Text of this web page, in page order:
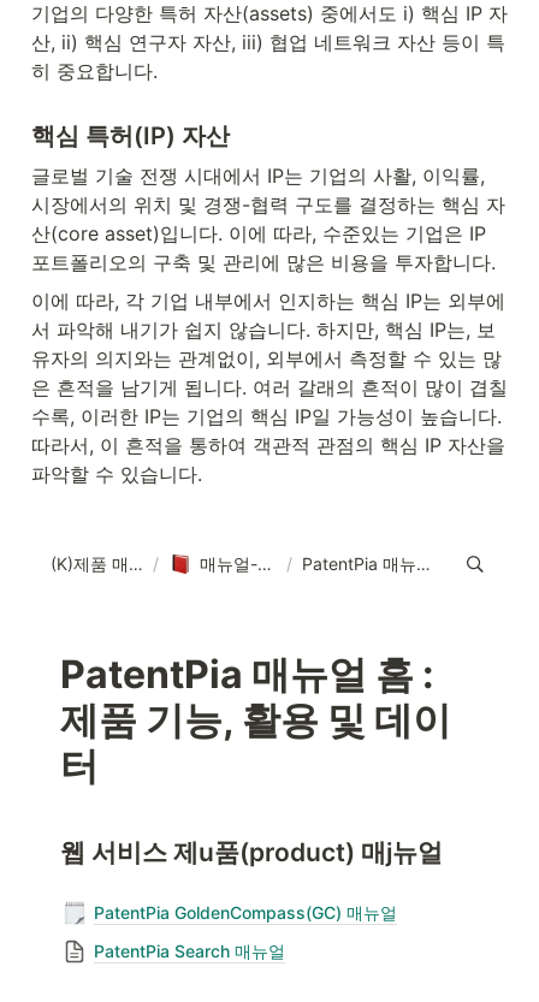
기업의 다양한 특허 자산(assets) 중에서도 i) 핵심 IP 자
산, ii) 핵심 연구자 자산, iii) 협업 네트워크 자산 등이 특
히 중요합니다.
핵심 특허(IP) 자산
글로벌 기술 전쟁 시대에서 IP는 기업의 사활, 이익률,
시장에서의 위치 및 경쟁-협력 구도를 결정하는 핵심 자
산(core asset)입니다. 이에 따라, 수준있는 기업은 IP
포트폴리오의 구축 및 관리에 많은 비용을 투자합니다.
이에 따라, 각 기업 내부에서 인지하는 핵심 IP는 외부에
서 파악해 내기가 쉽지 않습니다. 하지만, 핵심 IP는, 보
유자의 의지와는 관계없이, 외부에서 측정할 수 있는 많
은 흔적을 남기게 됩니다. 여러 갈래의 흔적이 많이 겹칠
수록, 이러한 IP는 기업의 핵심 IP일 가능성이 높습니다.
따라서, 이 흔적을 통하여 객관적 관점의 핵심 IP 자산을
파악할 수 있습니다.